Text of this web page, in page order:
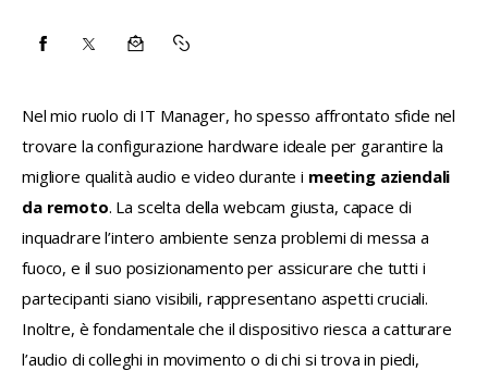
CONDIVIDI
FACEBOOK
CONDIVIDI
X
CONDIVIDI
EMAIL
COPY
TO
CLIPBOARD
Nel mio ruolo di IT Manager, ho spesso affrontato sfide nel
trovare la configurazione hardware ideale per garantire la
migliore qualità audio e video durante i meeting aziendali
da remoto. La scelta della webcam giusta, capace di
inquadrare l’intero ambiente senza problemi di messa a
fuoco, e il suo posizionamento per assicurare che tutti i
partecipanti siano visibili, rappresentano aspetti cruciali.
Inoltre, è fondamentale che il dispositivo riesca a catturare
l’audio di colleghi in movimento o di chi si trova in piedi,